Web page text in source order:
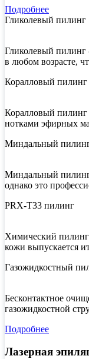
Подробнее
Гликолевый пилинг
Гликолевый
в любом возрасте,
Коралловый пилинг
Коралловый
нотками эфирных
Миндальный
Миндальный пилинг
однако это
PRX-T33 пилинг
Химический
кожи выпускается
Газожидкостный
Бесконтактное
газожидкостной
Подробнее
Лазерная